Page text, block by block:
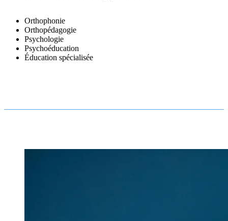
Orthophonie
Orthopédagogie
Psychologie
Psychoéducation
Éducation spécialisée